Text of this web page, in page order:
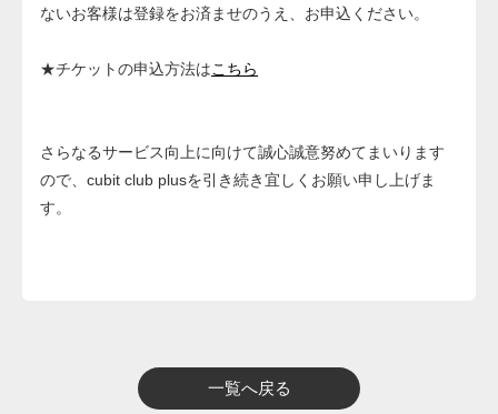
ないお客様は登録をお済ませのうえ、お申込ください。
★チケットの申込方法はこちら
さらなるサービス向上に向けて誠心誠意努めてまいります
ので、cubit club plusを引き続き宜しくお願い申し上げま
す。
一覧へ戻る